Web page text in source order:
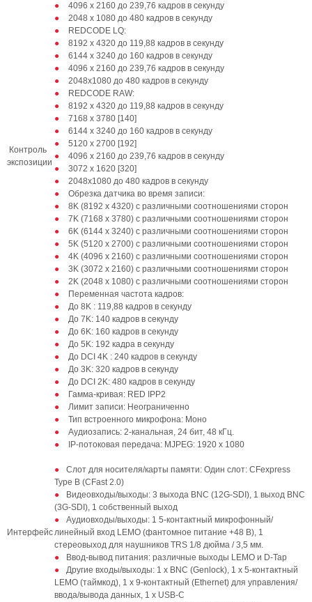
Контроль
экспозиции
4096 x 2160 до 239,76 кадров в секунду
2048 x 1080 до 480 кадров в секунду
REDCODE LQ:
8192 x 4320 до 119,88 кадров в секунду
6144 x 3240 до 160 кадров в секунду
4096 x 2160 до 239,76 кадров в секунду
2048x1080 до 480 кадров в секунду
REDCODE RAW:
8192 x 4320 до 119,88 кадров в секунду
7168 х 3780 [140]
6144 x 3240 до 160 кадров в секунду
5120 х 2700 [192]
4096 x 2160 до 239,76 кадров в секунду
3072 х 1620 [320]
2048x1080 до 480 кадров в секунду
Обрезка датчика во время записи:
8K (8192 x 4320) с различными соотношениями сторон
7K (7168 x 3780) с различными соотношениями сторон
6K (6144 x 3240) с различными соотношениями сторон
5K (5120 x 2700) с различными соотношениями сторон
4K (4096 x 2160) с различными соотношениями сторон
3K (3072 x 2160) с различными соотношениями сторон
2K (2048 x 1080) с различными соотношениями сторон
Переменная частота кадров:
До 8K : 119,88 кадров в секунду
До 7K: 140 кадров в секунду
До 6K: 160 кадров в секунду
До 5K: 192 кадра в секунду
До DCI 4K : 240 кадров в секунду
До 3K: 320 кадров в секунду
До DCI 2K: 480 кадров в секунду
Гамма-кривая: RED IPP2
Лимит записи: Неограниченно
Тип встроенного микрофона: Моно
Аудиозапись: 2-канальная, 24 бит, 48 кГц.
IP-потоковая передача: MJPEG: 1920 x 1080
Интерфейс
Слот для носителя/карты памяти: Один слот: CFexpress
Type B (CFast 2.0)
Видеовходы/выходы: 3 выхода BNC (12G-SDI), 1 выход BNC
(3G-SDI), 1 собственный выход
Аудиовходы/выходы: 1 5-контактный микрофонный/
линейный вход LEMO (фантомное питание +48 В), 1
стереовыход для наушников TRS 1/8 дюйма / 3,5 мм.
Ввод-вывод питания: различные выходы LEMO и D-Tap
Другие входы/выходы: 1 x BNC (Genlock), 1 x 5-контактный
LEMO (таймкод), 1 x 9-контактный (Ethernet) для управления/
ввода/вывода данных, 1 x USB-C